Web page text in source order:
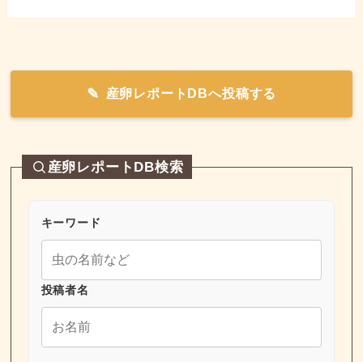
産卵レポートDBへ投稿する
産卵レポートDB検索
キーワード
投稿者名